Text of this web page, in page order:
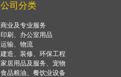
公司分类
商业及专业服务
印刷、办公室用品
运输、物流
建造、装修、环保工程
家居用品及服务、宠物
食品粮油、餐饮业设备